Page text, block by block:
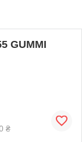
GUMMI
₴